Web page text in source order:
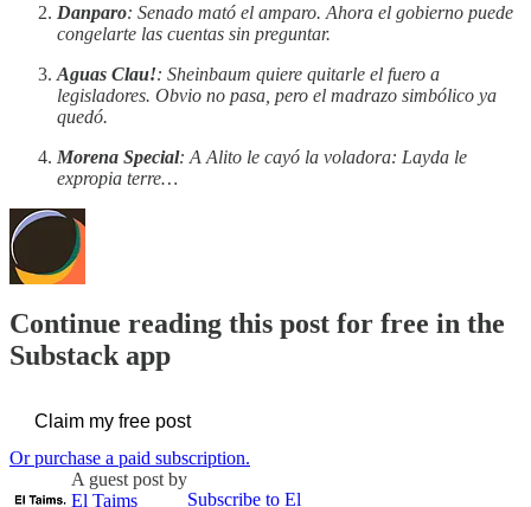
Danparo: Senado mató el amparo. Ahora el gobierno puede
congelarte las cuentas sin preguntar.
Aguas Clau!: Sheinbaum quiere quitarle el fuero a
legisladores. Obvio no pasa, pero el madrazo simbólico ya
quedó.
Morena Special: A Alito le cayó la voladora: Layda le
expropia terre…
Continue reading this post for free in the
Substack app
Claim my free post
Or purchase a paid subscription.
A guest post by
El Taims
Subscribe to El